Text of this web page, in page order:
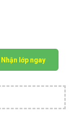
Nhận lớp ngay